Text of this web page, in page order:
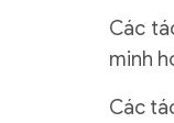
Các
minh
Các